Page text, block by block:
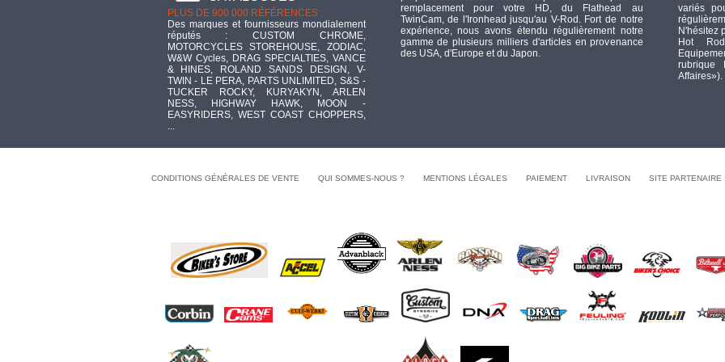
PLUS DE 900 000 RÉFÉRENCES :
Des marques et fournisseurs mondialement
réputés : CUSTOM CHROME,
MOTORCYCLES STOREHOUSE, ZODIAC,
W&W Cycles, DRAG SPECIALTIES, VANCE
& HINES, ROLAND SANDS DESIGN, V-
TWIN - LE PERA, PARTS UNLIMITED, S&S -
TUCKER ROCKY, KURYAKYN, ARLEN
NESS, HIGHWAY HAWK, MOON -
EASYRIDERS, WEST COAST CHOPPERS,
...
remplacement pour votre HD, du Flathead au
TwinCam, de l'Ironhead jusqu'au V-Rod. Fort de notre
expérience, nous avons étendu régulièrement notre
gamme de plusieurs milliers d'articles en provenance
des USA, d'Europe et du Japon.
variés
N'hésitez
Hot
rubrique
Affaires»).
CONDITIONS GÉNÉRALES DE VENTE QUI SOMMES-NOUS ? MENTIONS LÉGALES PAIEMENT LIVRAISON SITE PARTENAIRE